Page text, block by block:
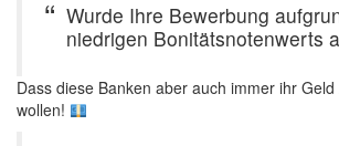
Wurde Ihre Bewerbung
niedrigen Bonitätsnotenwerts
Dass diese Banken aber auch immer ihr
wollen!